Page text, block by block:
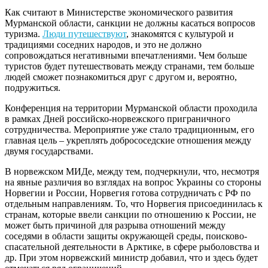
Как считают в Министерстве экономического развития
Мурманской области, санкции не должны касаться вопросов
туризма. Люди путешествуют, знакомятся с культурой и
традициями соседних народов, и это не должно
сопровождаться негативными впечатлениями. Чем больше
туристов будет путешествовать между странами, тем больше
людей сможет познакомиться друг с другом и, вероятно,
подружиться.
Конференция на территории Мурманской области проходила
в рамках Дней российско-норвежского приграничного
сотрудничества. Мероприятие уже стало традиционным, его
главная цель – укреплять добрососедские отношения между
двумя государствами.
В норвежском МИДе, между тем, подчеркнули, что, несмотря
на явные различия во взглядах на вопрос Украины со стороны
Норвегии и России, Норвегия готова сотрудничать с РФ по
отдельным направлениям. То, что Норвегия присоединилась к
странам, которые ввели санкции по отношению к России, не
может быть причиной для разрыва отношений между
соседями в области защиты окружающей среды, поисково-
спасательной деятельности в Арктике, в сфере рыболовства и
др. При этом норвежский министр добавил, что и здесь будет